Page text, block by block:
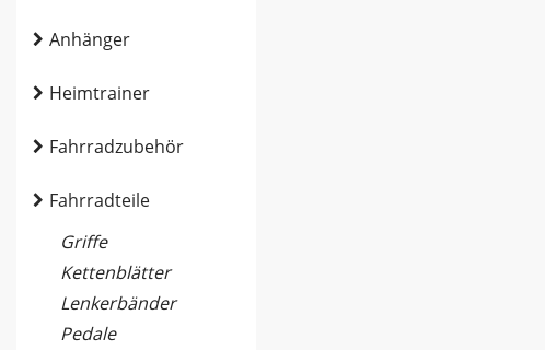
Anhänger
Heimtrainer
Fahrradzubehör
Fahrradteile
Griffe
Kettenblätter
Lenkerbänder
Pedale